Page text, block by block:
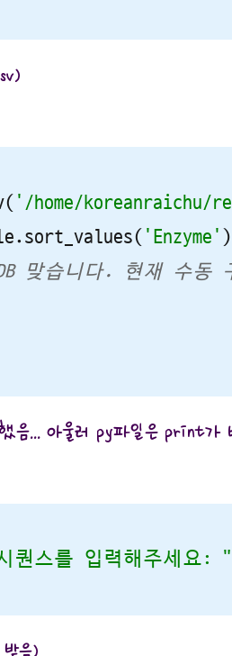
'/home/
'Enzyme'
맞습니다. 현재 수동
음... 아울러 py파일은 print가
퀀스를 입력해주세요: "